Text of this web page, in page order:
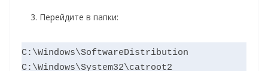
Перейдите в папки:
C:\Windows\SoftwareDistribution